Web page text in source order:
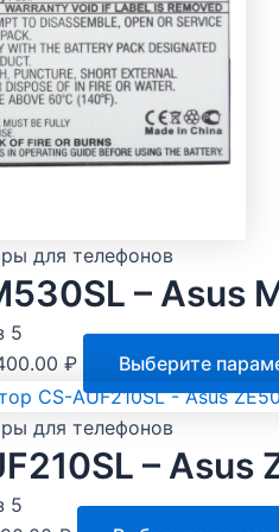
для телефонов
– Asus
5
₽ Выберите
для телефонов
– Asus
5